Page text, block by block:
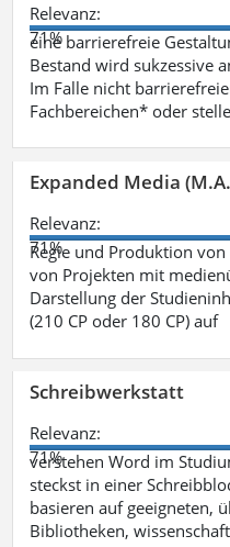
Relevanz:
71%
eine barrierefreie
Bestand wird sukzessive
Im Falle nicht
Fachbereichen* oder
Expanded Media
Relevanz:
71%
Regie und Produktion
von Projekten mit
Darstellung der
(210 CP oder 180 CP) auf
Schreibwerkstatt
Relevanz:
71%
verstehen Word im
steckst in einer
basieren auf geeigneten,
Bibliotheken,